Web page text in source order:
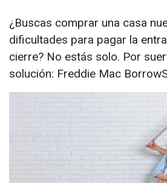
¿Buscas comprar una casa
dificultades para pagar la
cierre? No estás solo. Por
solución: Freddie Mac